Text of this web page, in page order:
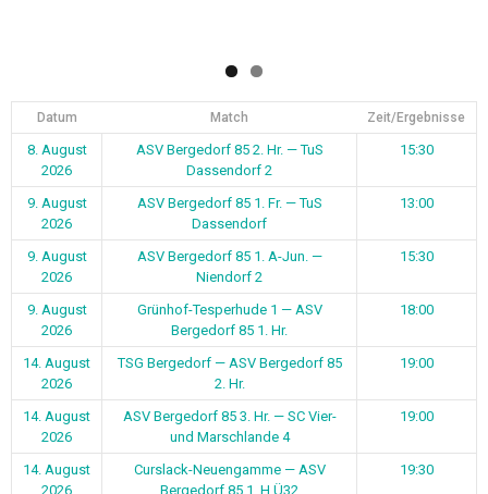
Datum Match Zeit/Ergebnisse
8. August
2026
ASV Bergedorf 85 2. Hr. — TuS
Dassendorf 2
15:30
9. August
2026
ASV Bergedorf 85 1. Fr. — TuS
Dassendorf
13:00
9. August
2026
ASV Bergedorf 85 1. A-Jun. —
Niendorf 2
15:30
9. August
2026
Grünhof-Tesperhude 1 — ASV
Bergedorf 85 1. Hr.
18:00
14. August
2026
TSG Bergedorf — ASV Bergedorf 85
2. Hr.
19:00
14. August
2026
ASV Bergedorf 85 3. Hr. — SC Vier-
und Marschlande 4
19:00
14. August
2026
Curslack-Neuengamme — ASV
Bergedorf 85 1. H Ü32
19:30